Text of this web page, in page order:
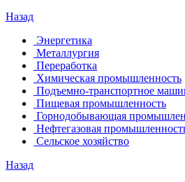
Назад
Энергетика
Металлургия
Переработка
Химическая промышленность
Подъемно-транспортное
Пищевая промышленность
Горнодобывающая
Нефтегазовая
Сельское хозяйство
Назад